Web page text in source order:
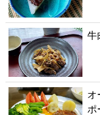
牛
オ
ポ